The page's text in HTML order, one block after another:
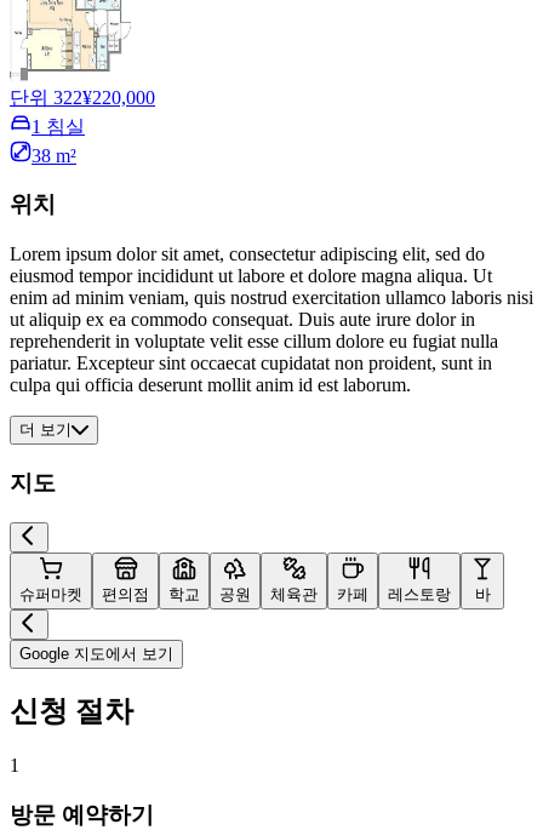
단위 322¥220,000
1 침실
38 m²
위치
Lorem ipsum dolor sit amet, consectetur adipiscing elit, sed do
eiusmod tempor incididunt ut labore et dolore magna aliqua. Ut
enim ad minim veniam, quis nostrud exercitation ullamco laboris nisi
ut aliquip ex ea commodo consequat. Duis aute irure dolor in
reprehenderit in voluptate velit esse cillum dolore eu fugiat nulla
pariatur. Excepteur sint occaecat cupidatat non proident, sunt in
culpa qui officia deserunt mollit anim id est laborum.
더 보기
지도
슈퍼마켓 편의점 학교 공원 체육관 카페 레스토랑 바
Google 지도에서 보기
신청 절차
1
방문 예약하기